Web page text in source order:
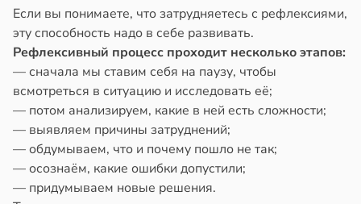
Если вы понимаете, что затрудняетесь с рефлексиями,
эту способность надо в себе развивать.
Рефлексивный процесс проходит несколько этапов:
— сначала мы ставим себя на паузу, чтобы
всмотреться в ситуацию и исследовать её;
— потом анализируем, какие в ней есть сложности;
— выявляем причины затруднений;
— обдумываем, что и почему пошло не так;
— осознаём, какие ошибки допустили;
— придумываем новые решения.